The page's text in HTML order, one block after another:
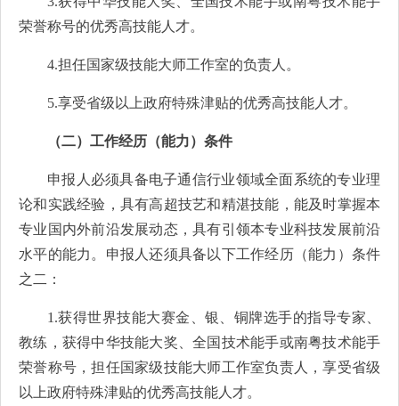
荣誉称号的优秀高技能人才。
4.担任国家级技能大师工作室的负责人。
5.享受省级以上政府特殊津贴的优秀高技能人才。
（二）工作经历（能力）条件
申报人必须具备电子通信行业领域全面系统的专业理
论和实践经验，具有高超技艺和精湛技能，能及时掌握本
专业国内外前沿发展动态，具有引领本专业科技发展前沿
水平的能力。申报人还须具备以下工作经历（能力）条件
之二：
1.获得世界技能大赛金、银、铜牌选手的指导专家、
教练，获得中华技能大奖、全国技术能手或南粤技术能手
荣誉称号，担任国家级技能大师工作室负责人，享受省级
以上政府特殊津贴的优秀高技能人才。